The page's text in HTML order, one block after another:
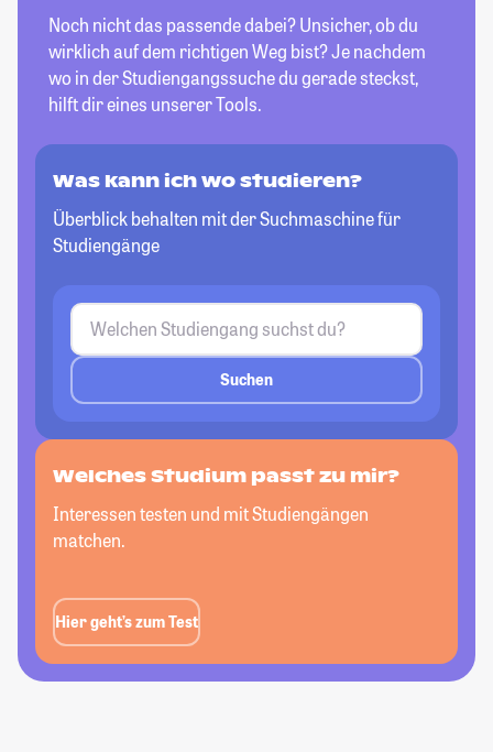
Noch nicht das passende dabei? Unsicher, ob du
wirklich auf dem richtigen Weg bist? Je nachdem
wo in der Studiengangssuche du gerade steckst,
hilft dir eines unserer Tools.
Was kann ich wo studieren?
Überblick behalten mit der Suchmaschine für
Studiengänge
Suchen
Welches Studium passt zu mir?
Interessen testen und mit Studiengängen
matchen.
Hier geht’s zum Test